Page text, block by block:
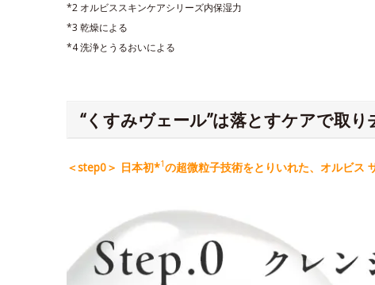
*2 オルビススキンケアシリーズ内保湿力
*3 乾燥による
*4 洗浄とうるおいによる
“くすみヴェール”は落とすケアで取り
＜step0＞ 日本初*1の超微粒子技術をとりいれた、オルビス